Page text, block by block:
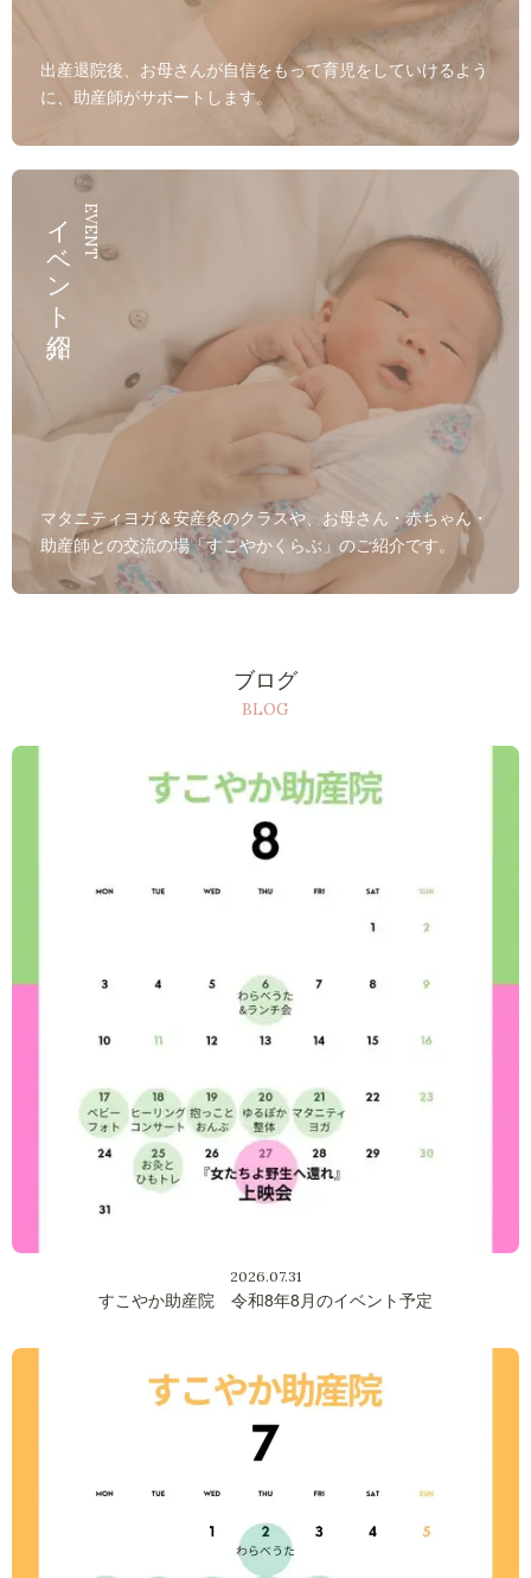
出産退院後、お母さんが自信をもって育児をしていけるよう
に、助産師がサポートします。
EVENT
イベント紹介
マタニティヨガ＆安産灸のクラスや、お母さん・赤ちゃん・
助産師との交流の場「すこやかくらぶ」のご紹介です。
ブログ
BLOG
2026.07.31
すこやか助産院 令和8年8月のイベント予定